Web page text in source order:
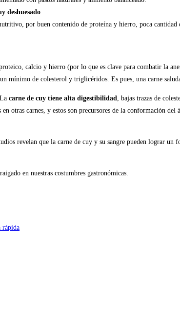
deshuesado
por buen contenido de proteína y hierro, poca
calcio y hierro (por lo que es clave para combatir la
mínimo de colesterol y triglicéridos. Es pues, una carne
La carne de cuy tiene alta digestibilidad , bajas trazas de
en otras carnes, y estos son precursores de la conformación
revelan que la carne de cuy y su sangre pueden lograr un
en nuestras costumbres gastronómicas.
rápida